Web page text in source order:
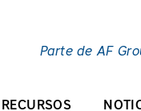
Parte de AF